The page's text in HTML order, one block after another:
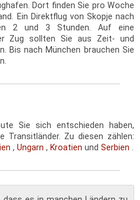
Dort finden Sie pro Woche
Ein Direktflug von Skopje nach
2 und 3 Stunden. Auf eine
Zug sollten Sie aus Zeit- und
Bis nach München brauchen Sie
Sie sich entschieden haben,
Transitländer. Zu diesen zählen:
, Ungarn , Kroatien und Serbien